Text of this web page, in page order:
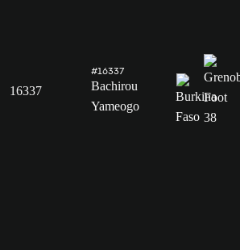
16337
#16337
Bachirou
Yameogo